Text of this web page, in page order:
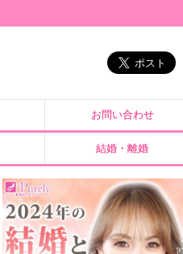
お問い合わせ
結婚・離婚